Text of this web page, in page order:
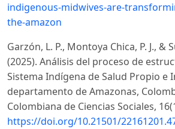
indigenous-midwives-are-
the-amazon
Garzón, L. P., Montoya Chica, P. J., &
(2025). Análisis del proceso de
Sistema Indígena de Salud Propio e
departamento de Amazonas,
Colombiana de Ciencias Sociales,
https://doi.org/10.21501/